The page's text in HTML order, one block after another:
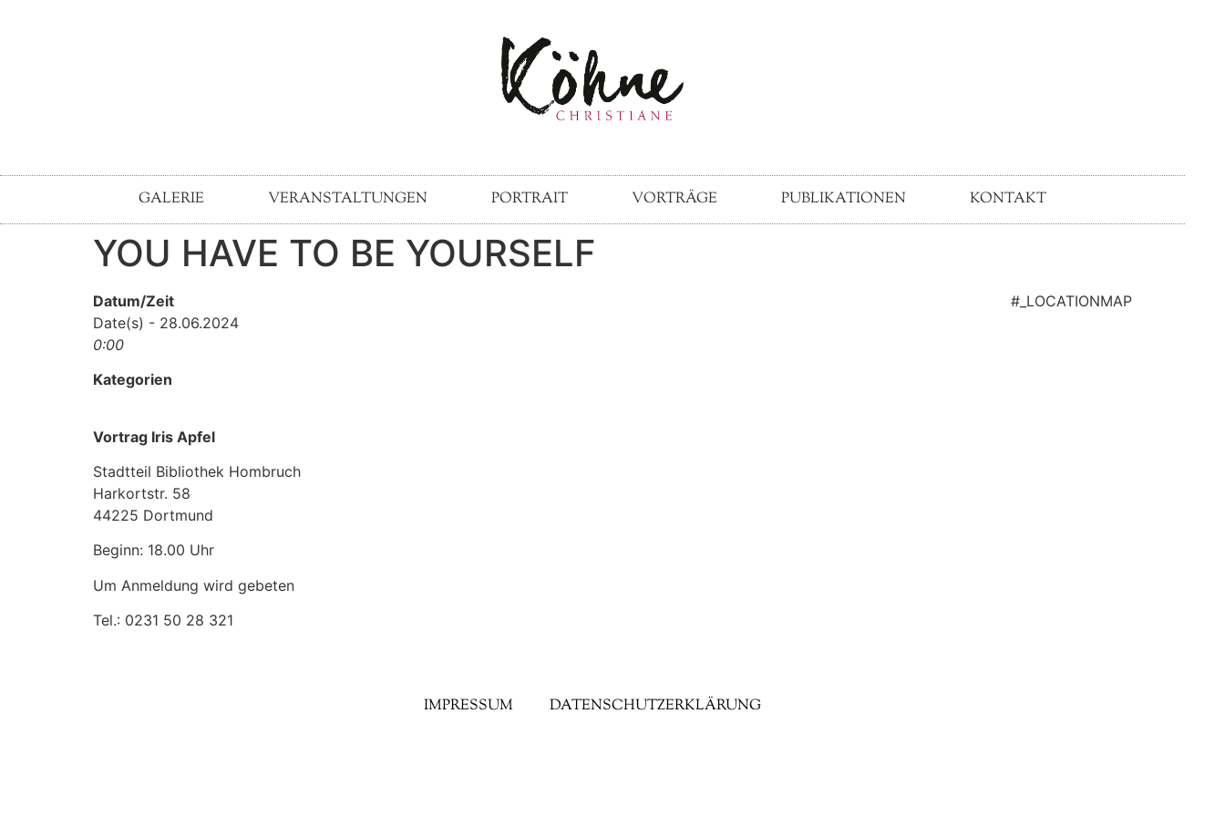
GALERIE VERANSTALTUNGEN PORTRAIT VORTRÄGE PUBLIKATIONEN KONTAKT
YOU HAVE TO BE YOURSELF
#_LOCATIONMAP
Datum/Zeit
Date(s) - 28.06.2024
0:00
Kategorien
Vortrag Iris Apfel
Stadtteil Bibliothek Hombruch
Harkortstr. 58
44225 Dortmund
Beginn: 18.00 Uhr
Um Anmeldung wird gebeten
Tel.: 0231 50 28 321
IMPRESSUM DATENSCHUTZERKLÄRUNG